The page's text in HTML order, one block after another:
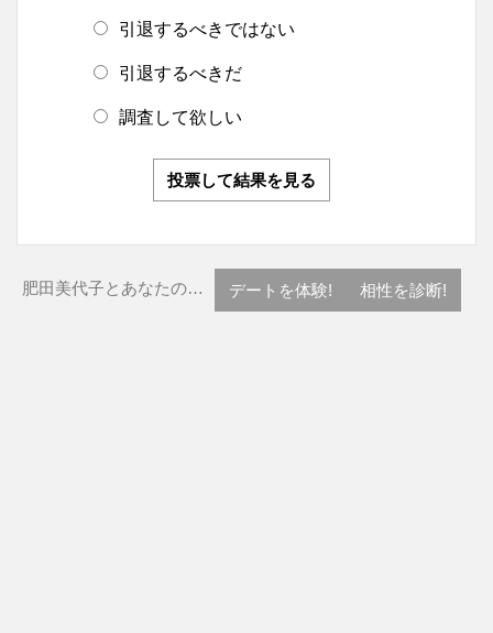
引退するべきではない
引退するべきだ
調査して欲しい
投票して結果を見る
肥田美代子とあなたの… デートを体験! 相性を診断!